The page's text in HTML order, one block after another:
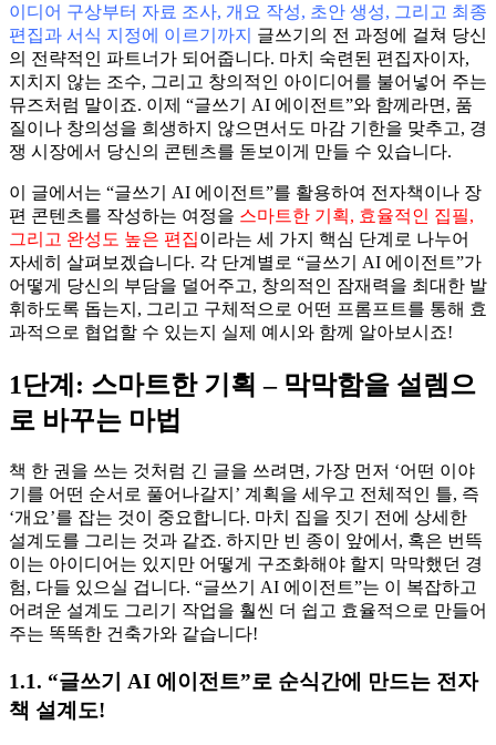
이디어 구상부터 자료 조사, 개요 작성, 초안 생성, 그리고 최종
편집과 서식 지정에 이르기까지
글쓰기의 전 과정에 걸쳐 당신
의 전략적인 파트너가 되어줍니다. 마치 숙련된 편집자이자,
지치지 않는 조수, 그리고 창의적인 아이디어를 불어넣어 주는
뮤즈처럼 말이죠. 이제 “글쓰기 AI 에이전트”와 함께라면, 품
질이나 창의성을 희생하지 않으면서도 마감 기한을 맞추고, 경
쟁 시장에서 당신의 콘텐츠를 돋보이게 만들 수 있습니다.
이 글에서는 “글쓰기 AI 에이전트”를 활용하여 전자책이나 장
편 콘텐츠를 작성하는 여정을 스마트한 기획, 효율적인 집필,
그리고 완성도 높은 편집이라는 세 가지 핵심 단계로 나누어
자세히 살펴보겠습니다. 각 단계별로 “글쓰기 AI 에이전트”가
어떻게 당신의 부담을 덜어주고, 창의적인 잠재력을 최대한 발
휘하도록 돕는지, 그리고 구체적으로 어떤 프롬프트를 통해 효
과적으로 협업할 수 있는지 실제 예시와 함께 알아보시죠!
1단계: 스마트한 기획 – 막막함을 설렘으
로 바꾸는 마법
책 한 권을 쓰는 것처럼 긴 글을 쓰려면, 가장 먼저 ‘어떤 이야
기를 어떤 순서로 풀어나갈지’ 계획을 세우고 전체적인 틀, 즉
‘개요’를 잡는 것이 중요합니다. 마치 집을 짓기 전에 상세한
설계도를 그리는 것과 같죠. 하지만 빈 종이 앞에서, 혹은 번뜩
이는 아이디어는 있지만 어떻게 구조화해야 할지 막막했던 경
험, 다들 있으실 겁니다. “글쓰기 AI 에이전트”는 이 복잡하고
어려운 설계도 그리기 작업을 훨씬 더 쉽고 효율적으로 만들어
주는 똑똑한 건축가와 같습니다!
1.1. “글쓰기 AI 에이전트”로 순식간에 만드는 전자
책 설계도!